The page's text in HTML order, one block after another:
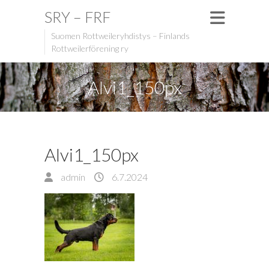
SRY – FRF
Suomen Rottweileryhdistys – Finlands
Rottweilerförening ry
Alvi1_150px
Alvi1_150px
admin 6.7.2024